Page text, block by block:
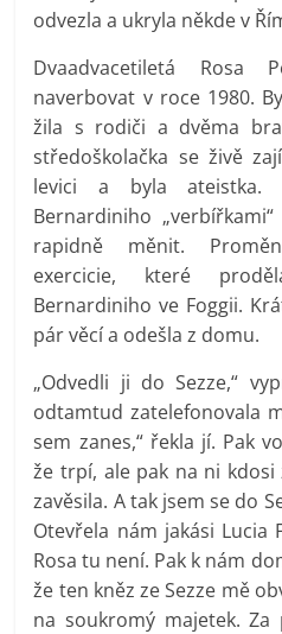
odvezla a ukryla někde v
Dvaadvacetiletá Rosa
naverbovat v roce 1980.
žila s rodiči a dvěma
středoškolačka se živě
levici a byla ateistka.
Bernardiniho
rapidně měnit.
exercicie, které
Bernardiniho ve Foggii.
pár věcí a odešla z domu.
„Odvedli ji do Sezze,“
odtamtud zatelefonovala
sem zanes,“ řekla jí. Pak
že trpí, ale pak na ni
zavěsila. A tak jsem se do
Otevřela nám jakási Lucia
Rosa tu není. Pak k nám
že ten kněz ze Sezze mě
na soukromý majetek.